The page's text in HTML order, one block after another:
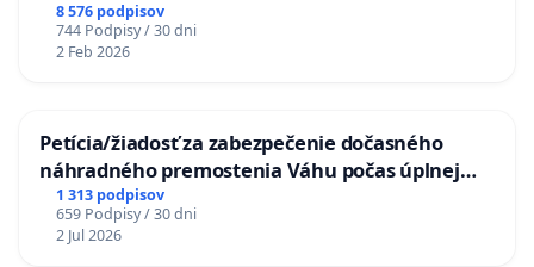
8 576 podpisov
744 Podpisy / 30 dni
2 Feb 2026
Petícia/žiadosť za zabezpečenie dočasného
náhradného premostenia Váhu počas úplnej
uzávery Vážskeho mosta v Komárne
1 313 podpisov
659 Podpisy / 30 dni
2 Jul 2026